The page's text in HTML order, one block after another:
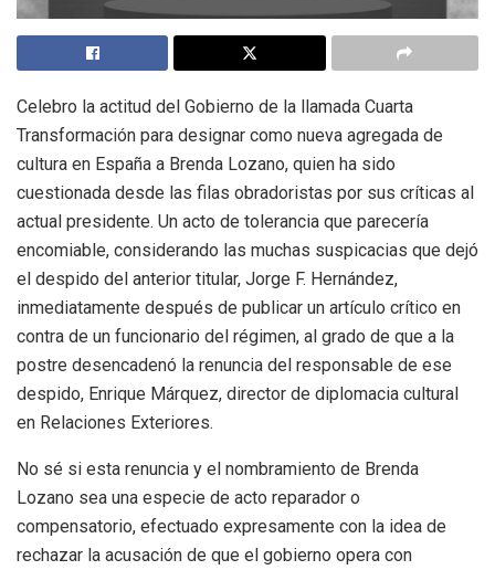
Celebro la actitud del Gobierno de la llamada Cuarta
Transformación para designar como nueva agregada de
cultura en España a Brenda Lozano, quien ha sido
cuestionada desde las filas obradoristas por sus críticas al
actual presidente. Un acto de tolerancia que parecería
encomiable, considerando las muchas suspicacias que dejó
el despido del anterior titular, Jorge F. Hernández,
inmediatamente después de publicar un artículo crítico en
contra de un funcionario del régimen, al grado de que a la
postre desencadenó la renuncia del responsable de ese
despido, Enrique Márquez, director de diplomacia cultural
en Relaciones Exteriores.
No sé si esta renuncia y el nombramiento de Brenda
Lozano sea una especie de acto reparador o
compensatorio, efectuado expresamente con la idea de
rechazar la acusación de que el gobierno opera con